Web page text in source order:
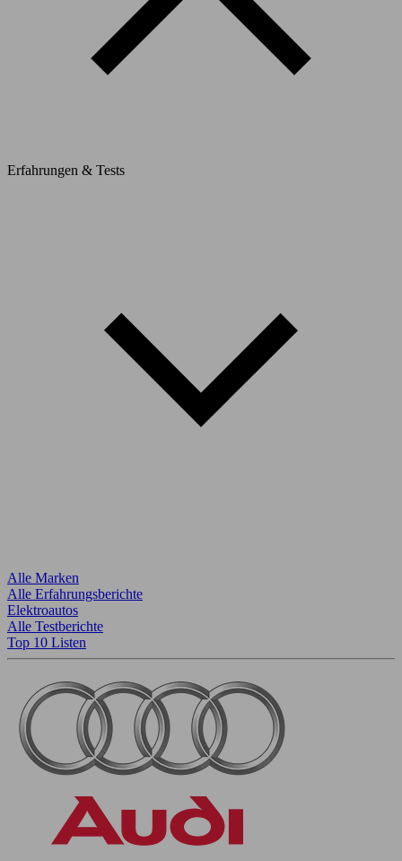
Erfahrungen & Tests
Alle Marken
Alle Erfahrungsberichte
Elektroautos
Alle Testberichte
Top 10 Listen